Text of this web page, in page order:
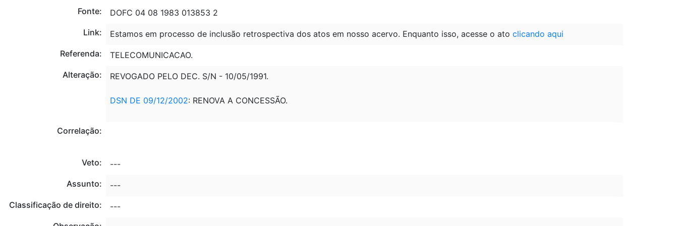
Fonte:
DOFC 04 08 1983 013853 2
Link:
Estamos em processo de inclusão retrospectiva dos atos em nosso acervo. Enquanto isso, acesse o ato clicando aqui
Referenda:
TELECOMUNICACAO.
Alteração:
REVOGADO PELO DEC. S/N - 10/05/1991.
DSN DE 09/12/2002: RENOVA A CONCESSÃO.
Correlação:
Veto:
---
Assunto:
---
Classificação de direito:
---